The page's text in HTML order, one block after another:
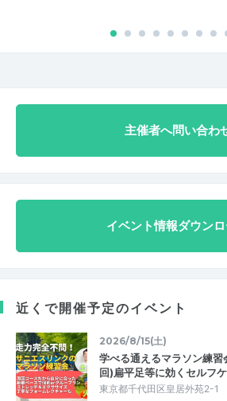
主催者へ問い合わ
イベント情報ダウン
近くで開催予定のイベント
2026/8/15(土)
学べる通えるマラソン練
回)扁平足等に効くセルフ
東京都千代田区皇居外苑2-1